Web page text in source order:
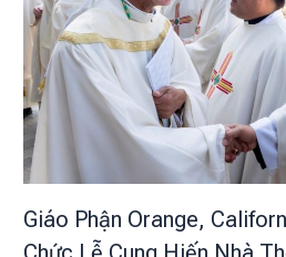
Giáo Phận Orange,